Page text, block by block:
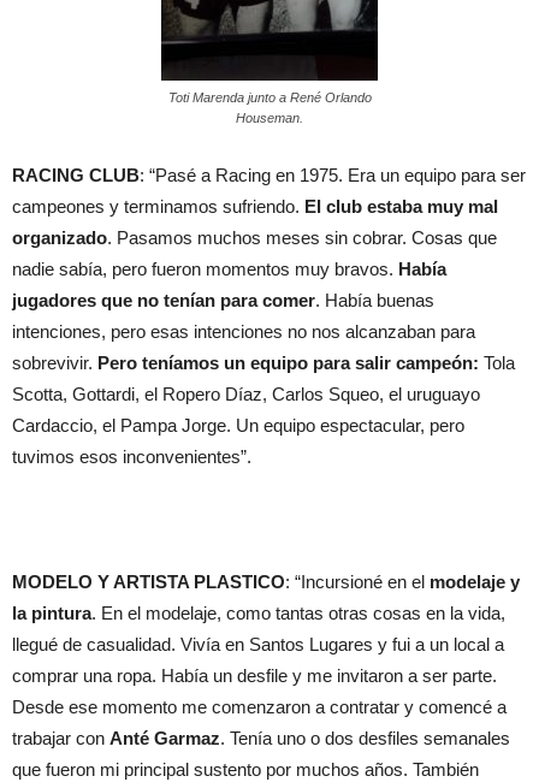
Toti Marenda junto a René Orlando
Houseman.
RACING CLUB: “Pasé a Racing en 1975. Era un equipo para ser
campeones y terminamos sufriendo. El club estaba muy mal
organizado. Pasamos muchos meses sin cobrar. Cosas que
nadie sabía, pero fueron momentos muy bravos. Había
jugadores que no tenían para comer. Había buenas
intenciones, pero esas intenciones no nos alcanzaban para
sobrevivir. Pero teníamos un equipo para salir campeón: Tola
Scotta, Gottardi, el Ropero Díaz, Carlos Squeo, el uruguayo
Cardaccio, el Pampa Jorge. Un equipo espectacular, pero
tuvimos esos inconvenientes”.
MODELO Y ARTISTA PLASTICO: “Incursioné en el modelaje y
la pintura. En el modelaje, como tantas otras cosas en la vida,
llegué de casualidad. Vivía en Santos Lugares y fui a un local a
comprar una ropa. Había un desfile y me invitaron a ser parte.
Desde ese momento me comenzaron a contratar y comencé a
trabajar con Anté Garmaz. Tenía uno o dos desfiles semanales
que fueron mi principal sustento por muchos años. También